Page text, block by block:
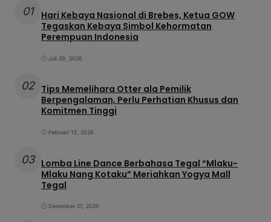
01
Hari Kebaya Nasional di Brebes, Ketua GOW
Tegaskan Kebaya Simbol Kehormatan
Perempuan Indonesia
Juli 29, 2026
02 Tips Memelihara Otter ala Pemilik
Berpengalaman, Perlu Perhatian Khusus dan
Komitmen Tinggi
Februari 13, 2026
03 Lomba Line Dance Berbahasa Tegal “Mlaku-
Mlaku Nang Kotaku” Meriahkan Yogya Mall
Tegal
Desember 21, 2025